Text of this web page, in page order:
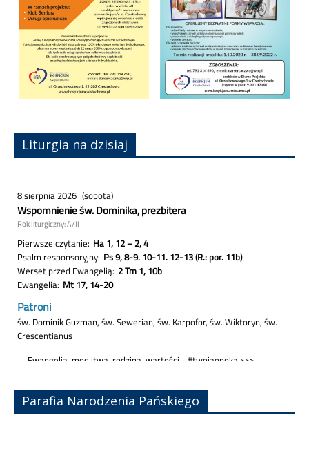
Liturgia na dzisiaj
Parafia Narodzenia Pańskiego